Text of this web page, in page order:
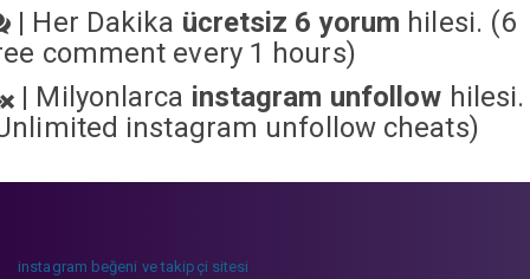
| Her Dakika ücretsiz 6 yorum hilesi. (6
comment every 1 hours)
| Milyonlarca instagram unfollow hilesi.
instagram unfollow cheats)
instagram beğeni ve takipçi sitesi